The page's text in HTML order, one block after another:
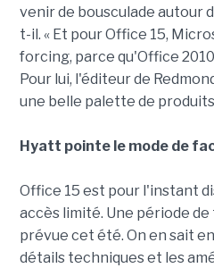
venir de bousculade autour
t-il. « Et pour Office 15,
forcing, parce qu'Office
Pour lui, l'éditeur de
une belle palette de
Hyatt pointe le mode de
Office 15 est pour l'instant
accès limité. Une période
prévue cet été. On en sait
détails techniques et les